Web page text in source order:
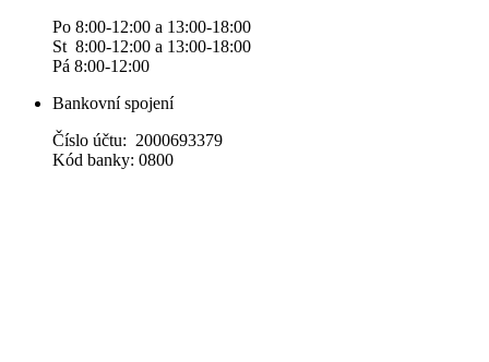
Po 8:00-12:00 a 13:00-18:00
St 8:00-12:00 a 13:00-18:00
Pá 8:00-12:00
Bankovní spojení
Číslo účtu: 2000693379
Kód banky: 0800